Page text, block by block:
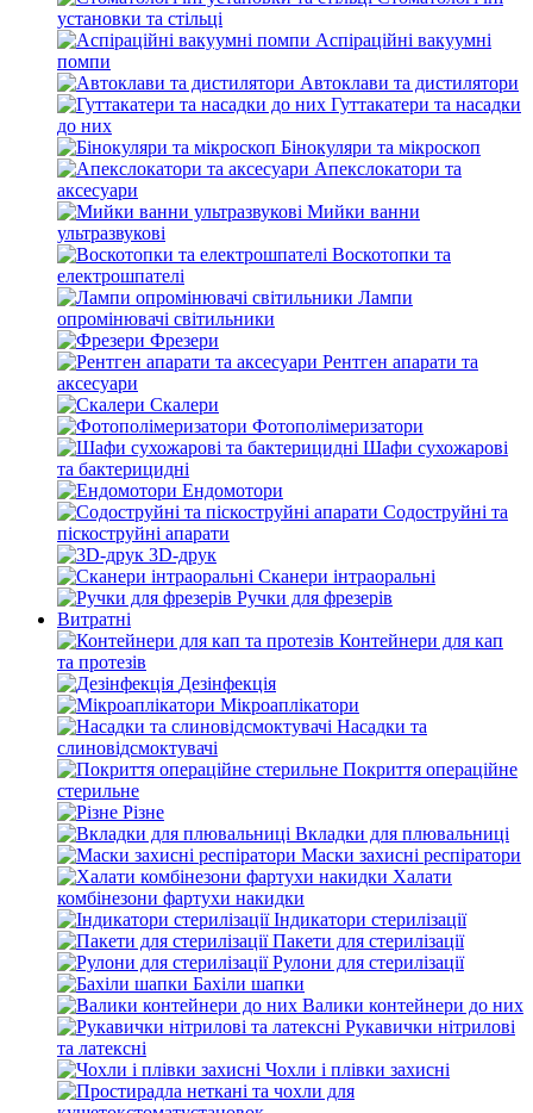
установки та стільці
Аспіраційні вакуумні
помпи
Автоклави та дистилятори
Гуттакатери та насадки
до них
Бінокуляри та мікроскоп
Апекслокатори та
аксесуари
Мийки ванни
ультразвукові
Воскотопки та
електрошпателі
Лампи
опромінювачі світильники
Фрезери
Рентген апарати та
аксесуари
Скалери
Фотополімеризатори
Шафи сухожарові
та бактерицидні
Ендомотори
Содоструйні та
піскоструйні апарати
3D-друк
Сканери інтраоральні
Ручки для фрезерів
Витратні
Контейнери для кап
та протезів
Дезінфекція
Мікроаплікатори
Насадки та
слиновідсмоктувачі
Покриття операційне
стерильне
Різне
Вкладки для плювальниці
Маски захисні респіратори
Халати
комбінезони фартухи накидки
Індикатори стерилізації
Пакети для стерилізації
Рулони для стерилізації
Бахіли шапки
Валики контейнери до них
Рукавички нітрилові
та латексні
Чохли і плівки захисні